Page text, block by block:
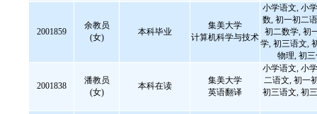
2001859
余教员
(女)
本科毕业
集美大学
计算机科学与技术
小学语文, 小
数, 初一初二
初二数学, 初
学, 初三语文,
物理, 初
2001838
潘教员
(女)
本科在读
集美大学
英语翻译
小学语文, 小
二语文, 初一
初三语文, 初